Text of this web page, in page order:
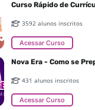
Curso Rápido de
3592 alunos inscritos
Acessar Curso
431 alunos inscritos
Acessar Curso